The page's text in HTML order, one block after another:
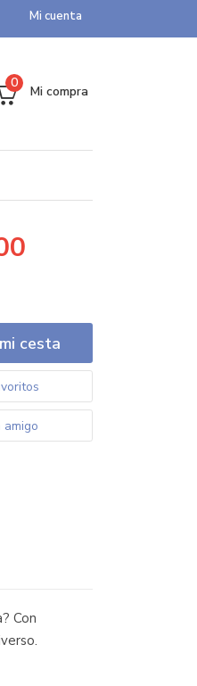
Mi cuenta
Mi compra
0
cesta
amigo
Con